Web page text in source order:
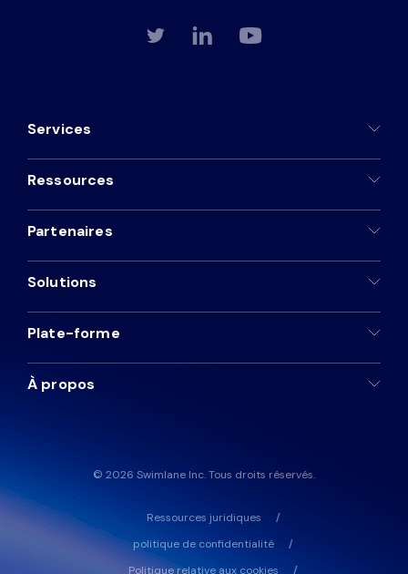
© 2026 Swimlane Inc. Tous droits réservés.
Ressources juridiques
politique de confidentialité
Politique relative aux cookies
Services
Ressources
Partenaires
Solutions
Plate-forme
À propos